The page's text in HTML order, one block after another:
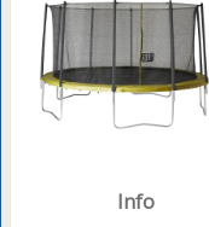
Info